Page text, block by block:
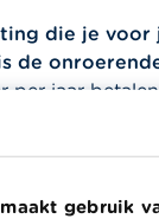
gebruik
die je voor
de
per jaar
van de
te vermelden.